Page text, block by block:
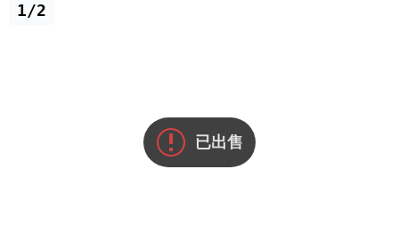
已出售
1/2